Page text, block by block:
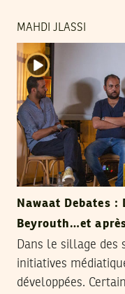
MAHDI JLASSI
Nawaat Debates
Beyrouth…et
Dans le sillage des
initiatives
développées.